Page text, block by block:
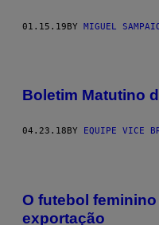
01.15.19BY MIGUEL
Boletim Matutino
04.23.18 BY EQUIPE VICE
O futebol
exportação